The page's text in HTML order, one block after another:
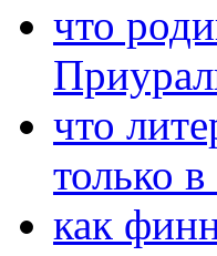
что
что
только
как